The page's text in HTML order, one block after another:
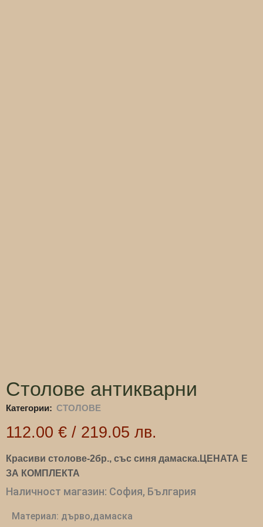
Столове антикварни
Категории: СТОЛОВЕ
112.00 € / 219.05 лв.
Красиви столове-2бр., със синя дамаска.ЦЕНАТА Е
ЗА КОМПЛЕКТА
Наличност магазин: София, България
Материал: дърво,дамаска